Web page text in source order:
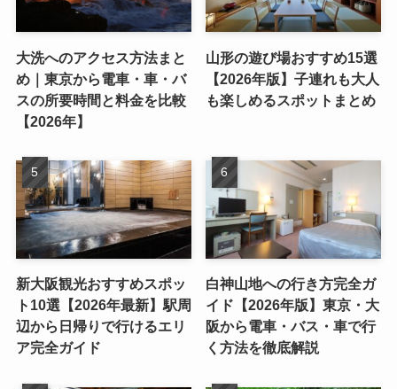
大洗へのアクセス方法まと
め｜東京から電車・車・バ
スの所要時間と料金を比較
【2026年】
山形の遊び場おすすめ15選
【2026年版】子連れも大人
も楽しめるスポットまとめ
新大阪観光おすすめスポッ
ト10選【2026年最新】駅周
辺から日帰りで行けるエリ
ア完全ガイド
白神山地への行き方完全ガ
イド【2026年版】東京・大
阪から電車・バス・車で行
く方法を徹底解説